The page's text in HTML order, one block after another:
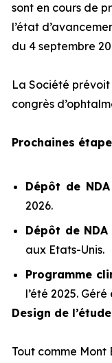
sont en cours de
l’état
du 4 septembre
La Société
congrès
Prochaines
Dépôt de
2026.
Dépôt de
aux Etats-Unis.
Programme
l’été 2025.
Design de
Tout comme